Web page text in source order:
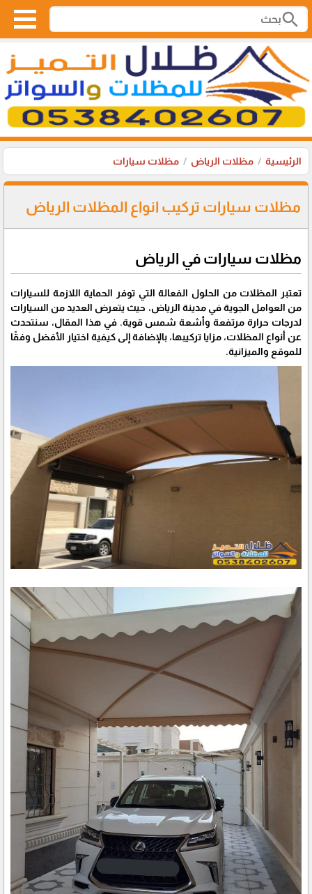
search
الرئيسية مظلات الرياض مظلات سيارات
مظلات سيارات تركيب انواع المظلات الرياض
مظلات سيارات في الرياض
تعتبر المظلات من الحلول الفعالة التي توفر الحماية اللازمة للسيارات
من العوامل الجوية في مدينة الرياض، حيث يتعرض العديد من السيارات
لدرجات حرارة مرتفعة وأشعة شمس قوية. في هذا المقال، سنتحدث
عن أنواع المظلات، مزايا تركيبها، بالإضافة إلى كيفية اختيار الأفضل وفقًا
للموقع والميزانية.